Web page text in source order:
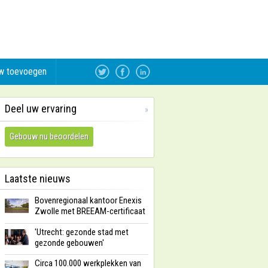
toevoegen
Deel uw ervaring »
Gebouw nu beoordelen
Laatste nieuws
Bovenregionaal kantoor Enexis
Zwolle met BREEAM-certificaat
'Utrecht: gezonde stad met
gezonde gebouwen'
Circa 100.000 werkplekken van